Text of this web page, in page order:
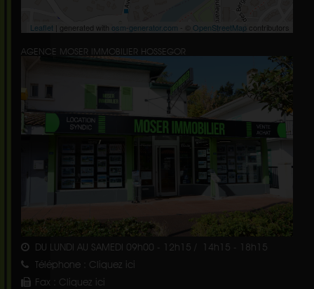
Leaflet | generated with osm-generator.com OpenStreetMap contributors
AGENCE MOSER IMMOBILIER HOSSEGOR
DU LUNDI AU SAMEDI 09h00 - 12h15 / 14h15 - 18h15
Téléphone : Cliquez ici
Fax : Cliquez ici